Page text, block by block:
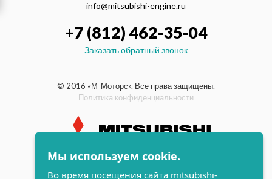
info@mitsubishi-engine.ru
+7 (812) 462-35-04
Заказать обратный звонок
© 2016 «М-Моторс». Все права защищены.
Политика конфиденциальности
индустриальные и морские
дизельные двигатели Mitsubishi
Мы используем cookie.
Во время посещения сайта mitsubishi-